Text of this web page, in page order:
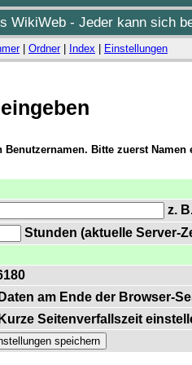
WikiWeb - Jeder kann sich
| Ordner| Index Einstellungen
Bitte zuerst Namen
z.
Stunden (aktuelle Server-
Daten am Ende der Browser-
Kurze Seitenverfallszeit